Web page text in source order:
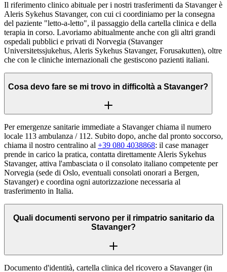
Il riferimento clinico abituale per i nostri trasferimenti da Stavanger è
Aleris Sykehus Stavanger, con cui ci coordiniamo per la consegna
del paziente "letto-a-letto", il passaggio della cartella clinica e della
terapia in corso. Lavoriamo abitualmente anche con gli altri grandi
ospedali pubblici e privati di Norvegia (Stavanger
Universitetssjukehus, Aleris Sykehus Stavanger, Forusakutten), oltre
che con le cliniche internazionali che gestiscono pazienti italiani.
Cosa devo fare se mi trovo in difficoltà a Stavanger?
Per emergenze sanitarie immediate a Stavanger chiama il numero
locale 113 ambulanza / 112. Subito dopo, anche dal pronto soccorso,
chiama il nostro centralino al +39 080 4038868: il case manager
prende in carico la pratica, contatta direttamente Aleris Sykehus
Stavanger, attiva l'ambasciata o il consolato italiano competente per
Norvegia (sede di Oslo, eventuali consolati onorari a Bergen,
Stavanger) e coordina ogni autorizzazione necessaria al
trasferimento in Italia.
Quali documenti servono per il rimpatrio sanitario da
Stavanger?
Documento d'identità, cartella clinica del ricovero a Stavanger (in